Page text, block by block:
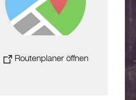
Routenplaner öffnen